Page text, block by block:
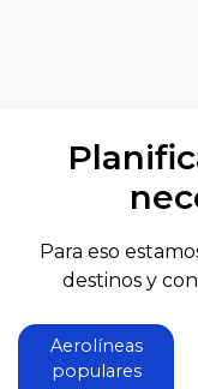
Para eso
destinos y
Aerolíneas
populares